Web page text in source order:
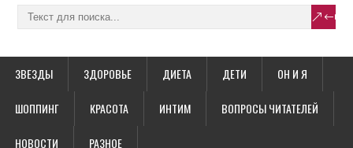
ЗВЕЗДЫ ЗДОРОВЬЕ ДИЕТА ДЕТИ ОН И Я
ШОППИНГ КРАСОТА ИНТИМ ВОПРОСЫ ЧИТАТЕЛЕЙ
НОВОСТИ РАЗНОЕ